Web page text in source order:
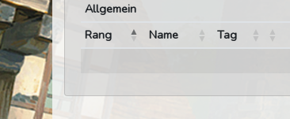
Allgemein
Rang
Name Tag